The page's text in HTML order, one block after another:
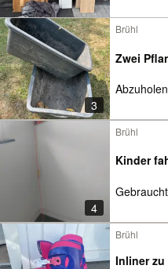
3
Brühl
Zwei
4
Brühl
Kinder
Brühl
Inliner zu